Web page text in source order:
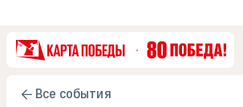
Все события